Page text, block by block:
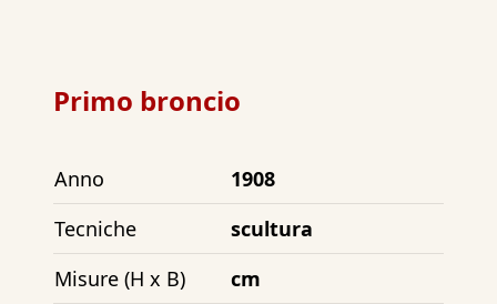
Primo broncio
Anno
1908
Tecniche
scultura
Misure (H x B)
cm